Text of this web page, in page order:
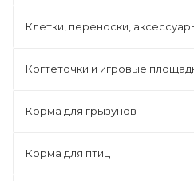
Клетки, переноски,
Когтеточки и игровые
Корма для грызунов
Корма для птиц